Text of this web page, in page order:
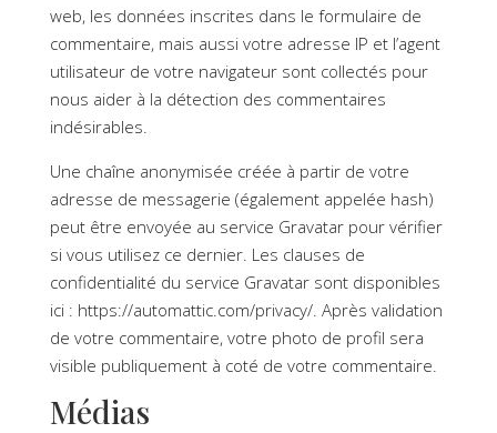
web, les données inscrites dans le formulaire de
commentaire, mais aussi votre adresse IP et l’agent
utilisateur de votre navigateur sont collectés pour
nous aider à la détection des commentaires
indésirables.
Une chaîne anonymisée créée à partir de votre
adresse de messagerie (également appelée hash)
peut être envoyée au service Gravatar pour vérifier
si vous utilisez ce dernier. Les clauses de
confidentialité du service Gravatar sont disponibles
ici : https://automattic.com/privacy/. Après validation
de votre commentaire, votre photo de profil sera
visible publiquement à coté de votre commentaire.
Médias